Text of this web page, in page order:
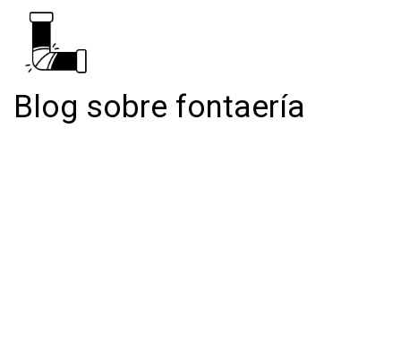
Blog sobre fontaería